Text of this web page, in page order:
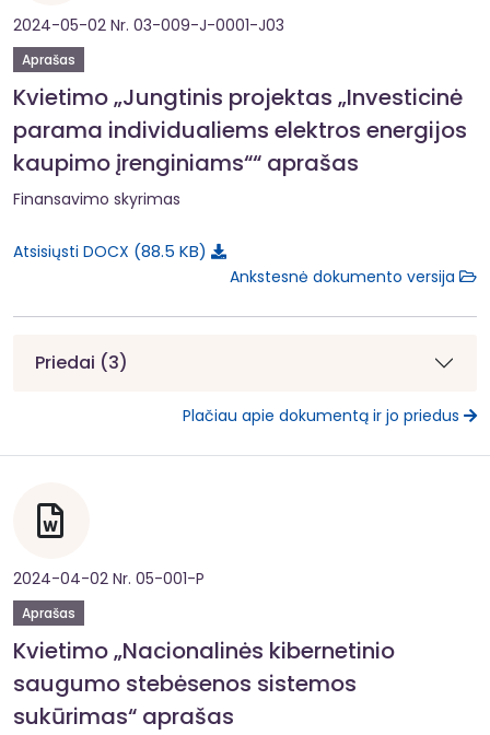
2024-05-02 Nr. 03-009-J-0001-J03
Aprašas
Kvietimo „Jungtinis projektas „Investicinė
parama individualiems elektros energijos
kaupimo įrenginiams““ aprašas
Finansavimo skyrimas
Atsisiųsti DOCX 88.5 KB
Ankstesnė dokumento versija
Priedai (3)
Plačiau apie dokumentą ir jo priedus
2024-04-02 Nr. 05-001-P
Aprašas
Kvietimo „Nacionalinės kibernetinio
saugumo stebėsenos sistemos
sukūrimas“ aprašas